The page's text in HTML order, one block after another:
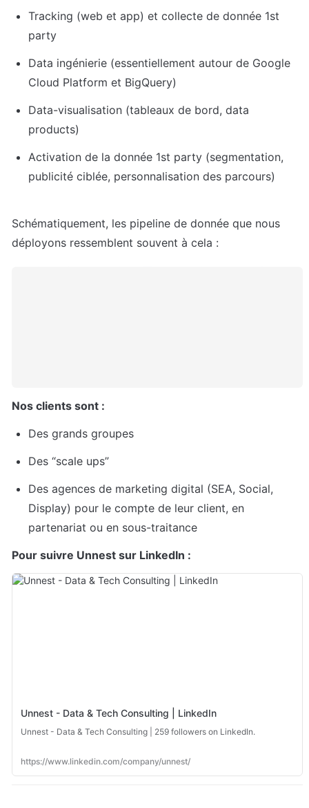
Tracking (web et app) et collecte de donnée 1st
party
Data ingénierie (essentiellement autour de Google
Cloud Platform et BigQuery)
Data-visualisation (tableaux de bord, data
products)
Activation de la donnée 1st party (segmentation,
publicité ciblée, personnalisation des parcours)
Schématiquement, les pipeline de donnée que nous
déployons ressemblent souvent à cela :
Nos clients sont :
Des grands groupes
Des “scale ups”
Des agences de marketing digital (SEA, Social,
Display) pour le compte de leur client, en
partenariat ou en sous-traitance
Pour suivre Unnest sur LinkedIn :
Unnest - Data & Tech Consulting | LinkedIn
Unnest - Data & Tech Consulting | 259 followers on LinkedIn.
https://www.linkedin.com/company/unnest/